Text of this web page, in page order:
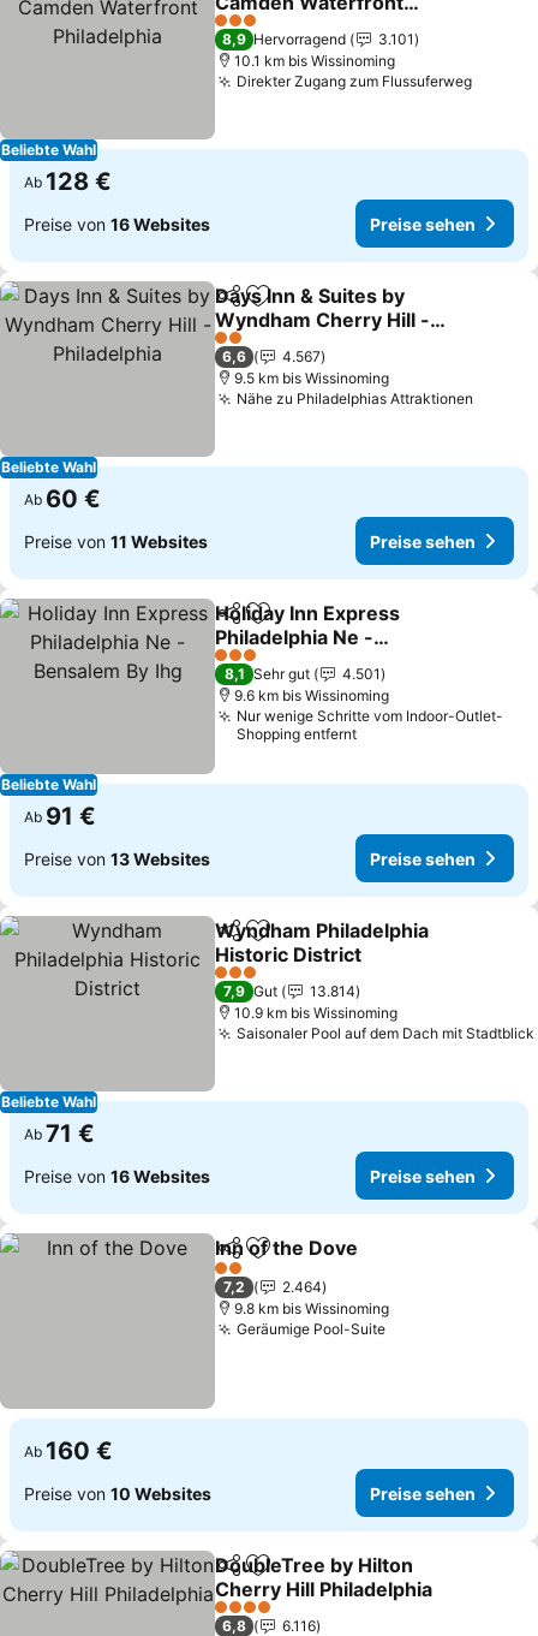
Beliebte Wahl
Philadelphia
3 Sterne
8,9 Hervorragend
3.101
10.1 km bis Wissinoming
Direkter Zugang zum Flussuferweg
Ab 128 €
Preise von 16 Websites Preise sehen
Beliebte Wahl
TeilenZu Favoriten hinzufügen
Days Inn & Suites by
Wyndham Cherry Hill -
Philadelphia
2 Sterne
6,6
4.567
9.5 km bis Wissinoming
Nähe zu Philadelphias Attraktionen
Ab 60 €
Preise von 11 Websites Preise sehen
Beliebte Wahl
TeilenZu Favoriten hinzufügen
Holiday Inn Express
Philadelphia Ne -
Bensalem By Ihg
3 Sterne
8,1 Sehr gut
4.501
9.6 km bis Wissinoming
Nur wenige Schritte vom Indoor-Outlet-
Shopping entfernt
Ab 91 €
Preise von 13 Websites Preise sehen
Beliebte Wahl
TeilenZu Favoriten hinzufügen
Wyndham Philadelphia
Historic District
3 Sterne
7,9 Gut
13.814
10.9 km bis Wissinoming
Saisonaler Pool auf dem Dach mit Stadtblick
Ab 71 €
Preise von 16 Websites Preise sehen
TeilenZu Favoriten hinzufügen
Inn of the Dove
2 Sterne
7,2
2.464
9.8 km bis Wissinoming
Geräumige Pool-Suite
Ab 160 €
Preise von 10 Websites Preise sehen
TeilenZu Favoriten hinzufügen
DoubleTree by Hilton
Cherry Hill Philadelphia
4 Sterne
6,8
6.116